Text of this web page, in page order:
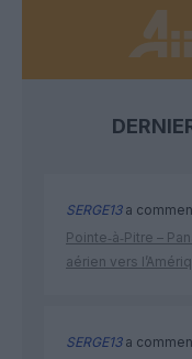
SERGE13a
Pointe‑à‑Pitre –
aérien vers
SERGE13a